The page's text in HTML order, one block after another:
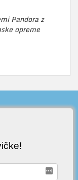
Pandora z
opreme